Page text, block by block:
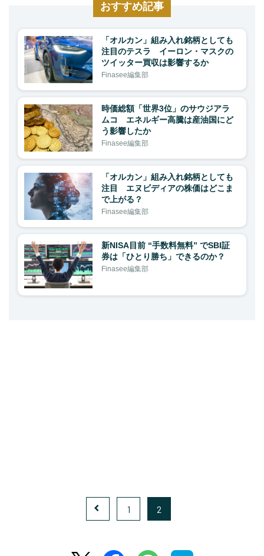
おすすめ記事
「オルカン」組み入れ銘柄としても
注目のテスラ イーロン・マスクの
ツイッター買収は影響するか
Finasee編集部
時価総額「世界3位」のサウジアラ
ムコ エネルギー高騰は産油国にど
う影響したか
Finasee編集部
「オルカン」組み入れ銘柄としても
注目 エヌビディアの株価はどこま
で上がる？
Finasee編集部
新NISA目前 “手数料無料” でSBI証
券は「ひとり勝ち」できるのか？
Finasee編集部
1 2